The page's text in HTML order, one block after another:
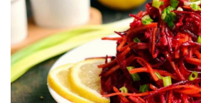
SİYASƏT
İDMAN
FORMULA 1